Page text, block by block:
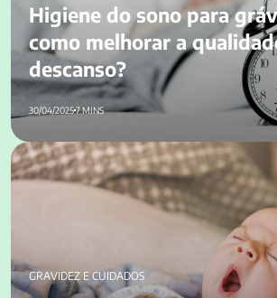
Higiene do sono para
como melhorar a
descanso?
30/04/20257 MINS
Por que acontece parto prematuro? Saiba
GRAVIDEZ E CUIDADOS